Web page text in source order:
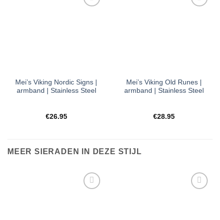
Toevoegen
Mei’s Viking Nordic Signs |
armband | Stainless Steel
€26.95
Toevoegen
Mei’s Viking Old Runes |
armband | Stainless Steel
€28.95
MEER SIERADEN IN DEZE STIJL
Toevoegen
Toevoegen